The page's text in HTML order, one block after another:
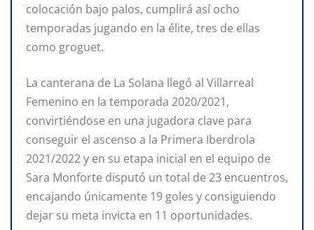
colocación bajo palos, cumplirá así ocho
temporadas jugando en la élite, tres de ellas
como groguet.
La canterana de La Solana llegó al Villarreal
Femenino en la temporada 2020/2021,
convirtiéndose en una jugadora clave para
conseguir el ascenso a la Primera Iberdrola
2021/2022 y en su etapa inicial en el equipo de
Sara Monforte disputó un total de 23 encuentros,
encajando únicamente 19 goles y consiguiendo
dejar su meta invicta en 11 oportunidades.